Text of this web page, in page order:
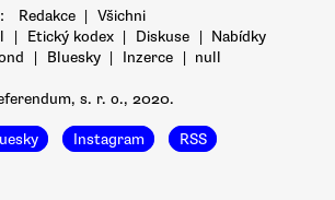
Redakce | Všichni
| Etický kodex | Diskuse | Nabídky
| Bluesky | Inzerce | null
s. r. o., 2020.
Instagram RSS